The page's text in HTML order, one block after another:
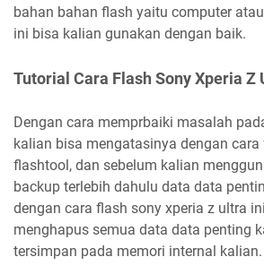
bahan bahan flash yaitu computer
ini bisa kalian gunakan dengan baik.
Tutorial Cara Flash Sony Xperia Z
Dengan cara memprbaiki masalah
kalian bisa mengatasinya dengan
flashtool, dan sebelum kalian
backup terlebih dahulu data data
dengan cara flash sony xperia z ultra
menghapus semua data data penting
tersimpan pada memori internal kalian.